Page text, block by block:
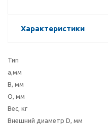
Характеристики
Тип
a,мм
B, мм
O, мм
Вес, кг
Внешний диаметр D, мм